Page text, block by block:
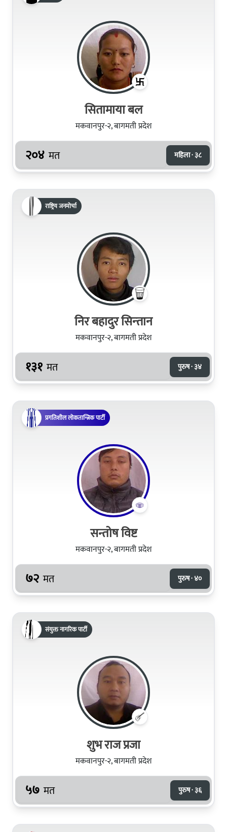
सितामाया बल
मकवानपुर-२, बागमती प्रदेश
२०४ मत महिला · ३८
राष्ट्रिय जनमोर्चा
निर बहादुर सिन्‍तान
मकवानपुर-२, बागमती प्रदेश
१३१ मत पुरुष · ३४
प्रगतिशील लोकतान्त्रिक पार्टी
सन्तोष विष्ट
मकवानपुर-२, बागमती प्रदेश
७२ मत पुरुष · ४०
संयुक्त नागरिक पार्टी
शुभ राज प्रजा
मकवानपुर-२, बागमती प्रदेश
५७ मत पुरुष · ३६